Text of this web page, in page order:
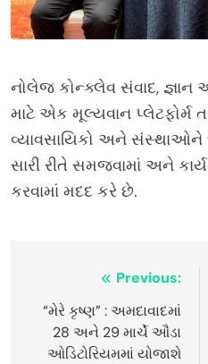
નોલેજ કોન્ક્લેવ સંવાદ,
માટે એક મૂલ્યવાન પ્લેટફોર્મ
વ્યાવસાયિકો અને સંસ્થાઓને
સારી રીતે સમજવામાં અને
કરવામાં મદદ કરે છે.
navigation
Previous:
“મેરે કૃષ્ણ” : અમદાવાદમાં
28 અને 29 માર્ચે ઔડા
ઓડિટોરિયમમાં યોજાશે